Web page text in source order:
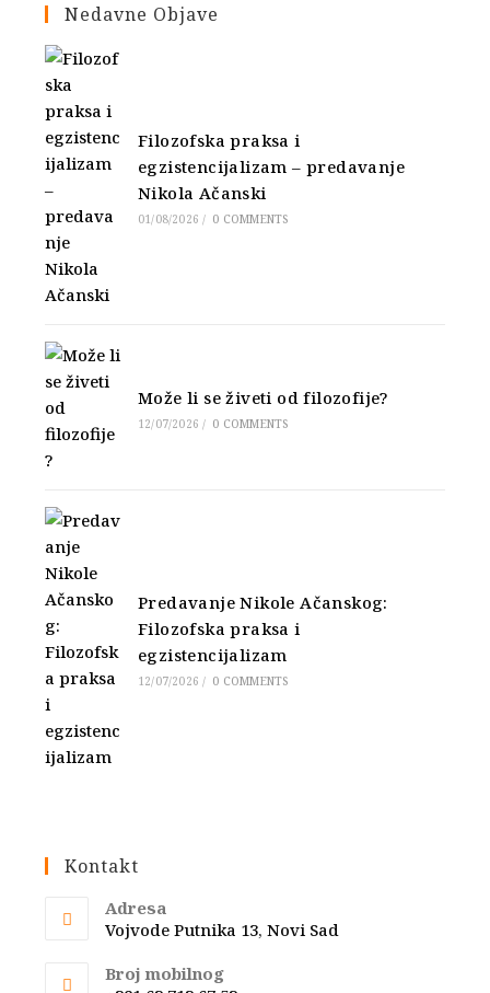
Nedavne Objave
Filozofska praksa i
egzistencijalizam – predavanje
Nikola Ačanski
01/08/2026 / 0 COMMENTS
Može li se živeti od filozofije?
12/07/2026 / 0 COMMENTS
Predavanje Nikole Ačanskog:
Filozofska praksa i
egzistencijalizam
12/07/2026 / 0 COMMENTS
Kontakt
Adresa
Vojvode Putnika 13, Novi Sad
Broj mobilnog